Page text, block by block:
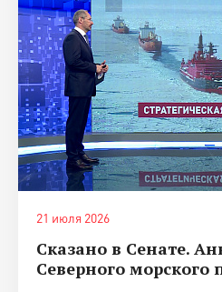
21 июля 2026
Сказано в Сенате.
Северного морского